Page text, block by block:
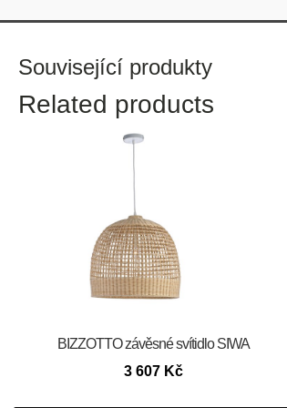
Související produkty
Related products
BIZZOTTO závěsné svítidlo SIWA
3 607 Kč